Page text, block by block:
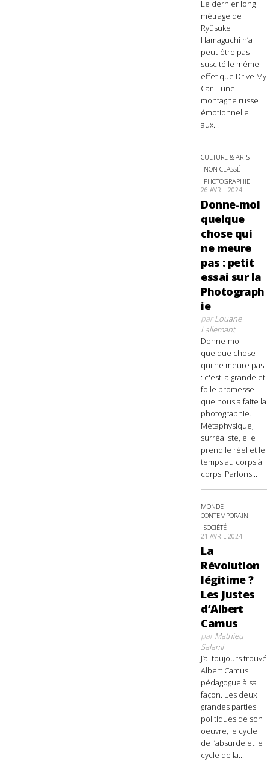
Le dernier long
métrage de
Ryûsuke
Hamaguchi n’a
peut-être pas
suscité le même
effet que Drive My
Car – une
montagne russe
émotionnelle
aux...
CULTURE & ARTS
NON CLASSÉ
PHOTOGRAPHIE
26 AVRIL 2024
Donne-moi
quelque
chose qui
ne meure
pas : petit
essai sur la
Photograph
ie
parLouane
Lallemant
Donne-moi
quelque chose
qui ne meure pas
: c'est la grande et
folle promesse
que nous a faite la
photographie.
Métaphysique,
surréaliste, elle
prend le réel et le
temps au corps à
corps. Parlons...
MONDE
CONTEMPORAIN
SOCIÉTÉ
21 AVRIL 2024
La
Révolution
légitime ?
Les Justes
d’Albert
Camus
parMathieu
Salami
J’ai toujours trouvé
Albert Camus
pédagogue à sa
façon. Les deux
grandes parties
politiques de son
oeuvre, le cycle
de l’absurde et le
cycle de la...